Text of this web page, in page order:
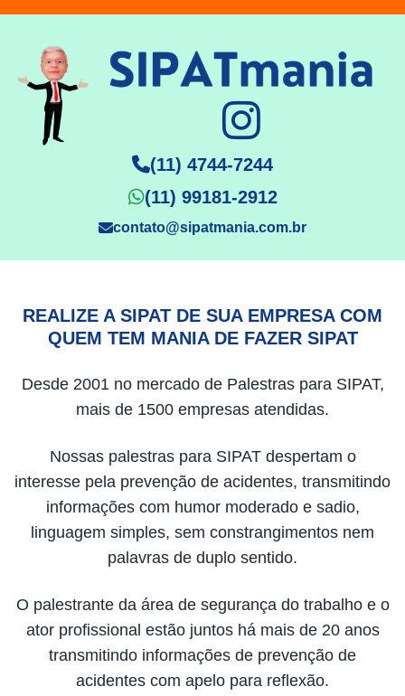
(11) 4744-7244
(11) 99181-2912
contato@sipatmania.com.br
REALIZE A SIPAT DE SUA EMPRESA COM
QUEM TEM MANIA DE FAZER SIPAT
Desde 2001 no mercado de Palestras para SIPAT,
mais de 1500 empresas atendidas.
Nossas palestras para SIPAT despertam o
interesse pela prevenção de acidentes, transmitindo
informações com humor moderado e sadio,
linguagem simples, sem constrangimentos nem
palavras de duplo sentido.
O palestrante da área de segurança do trabalho e o
ator profissional estão juntos há mais de 20 anos
transmitindo informações de prevenção de
acidentes com apelo para reflexão.